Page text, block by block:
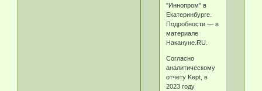
"Иннопром" в
Екатеринбурге.
Подробности — в
материале
Накануне.RU.
Согласно
аналитическому
отчету Kept, в
2023 году